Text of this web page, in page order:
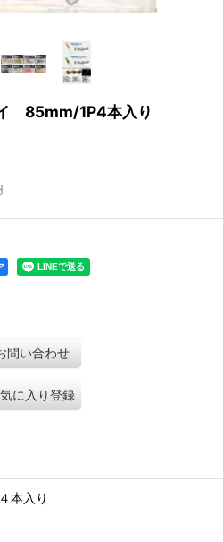
85mm/1P4本入り
問い合わせ
に入り登録
本入り